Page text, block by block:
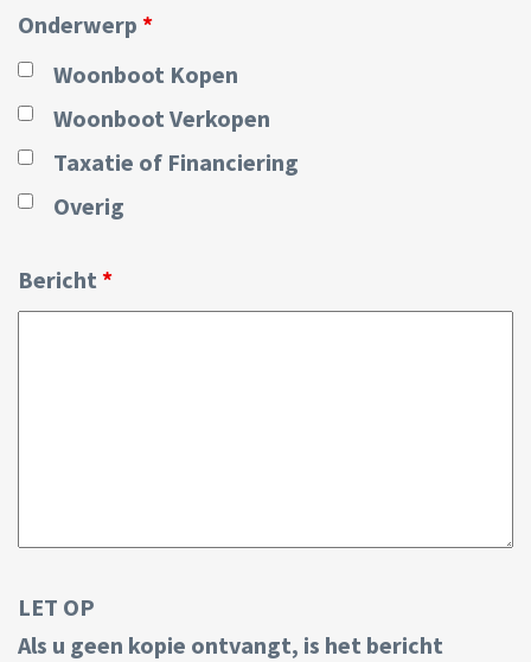
Onderwerp *
Woonboot Kopen
Woonboot Verkopen
Taxatie of Financiering
Overig
Bericht *
LET OP
Als u geen kopie ontvangt, is het bericht